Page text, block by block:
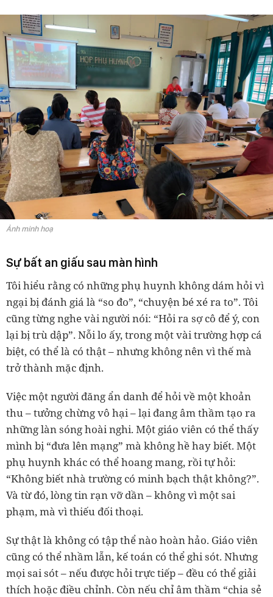
Ảnh minh hoạ
Sự bất an giấu sau màn hình
Tôi hiểu rằng có những phụ huynh không dám hỏi vì
ngại bị đánh giá là “so đo”, “chuyện bé xé ra to”. Tôi
cũng từng nghe vài người nói: “Hỏi ra sợ cô để ý, con
lại bị trù dập”. Nỗi lo ấy, trong một vài trường hợp cá
biệt, có thể là có thật – nhưng không nên vì thế mà
trở thành mặc định.
Việc một người đăng ẩn danh để hỏi về một khoản
thu – tưởng chừng vô hại – lại đang âm thầm tạo ra
những làn sóng hoài nghi. Một giáo viên có thể thấy
mình bị “đưa lên mạng” mà không hề hay biết. Một
phụ huynh khác có thể hoang mang, rồi tự hỏi:
“Không biết nhà trường có minh bạch thật không?”.
Và từ đó, lòng tin rạn vỡ dần – không vì một sai
phạm, mà vì thiếu đối thoại.
Sự thật là không có tập thể nào hoàn hảo. Giáo viên
cũng có thể nhầm lẫn, kế toán có thể ghi sót. Nhưng
mọi sai sót – nếu được hỏi trực tiếp – đều có thể giải
thích hoặc điều chỉnh. Còn nếu chỉ âm thầm “chia sẻ